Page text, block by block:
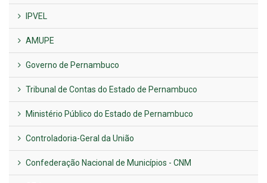
IPVEL
AMUPE
Governo de Pernambuco
Tribunal de Contas do Estado de Pernambuco
Ministério Público do Estado de Pernambuco
Controladoria-Geral da União
Confederação Nacional de Municípios - CNM